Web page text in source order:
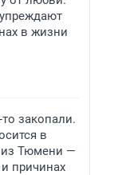
в жизни
закопали.
в
из Тюмени —
причинах